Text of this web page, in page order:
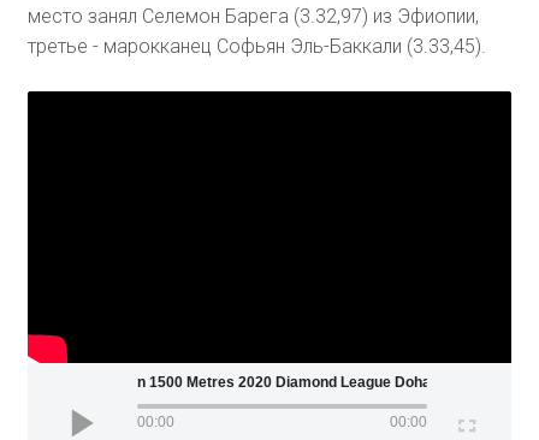
место занял Селемон Барега (3.32,97) из Эфиопии,
третье - марокканец Софьян Эль-Баккали (3.33,45).
Men 1500 Metres 2020 Diamond League Doha
00:00 00:00